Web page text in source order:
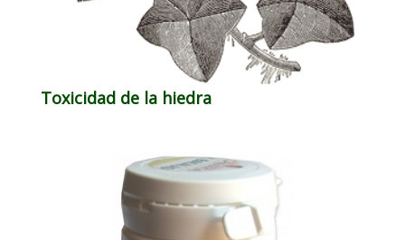
Toxicidad de la hiedra